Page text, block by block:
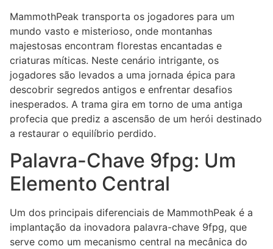
MammothPeak transporta os jogadores para um
mundo vasto e misterioso, onde montanhas
majestosas encontram florestas encantadas e
criaturas míticas. Neste cenário intrigante, os
jogadores são levados a uma jornada épica para
descobrir segredos antigos e enfrentar desafios
inesperados. A trama gira em torno de uma antiga
profecia que prediz a ascensão de um herói destinado
a restaurar o equilíbrio perdido.
Palavra-Chave 9fpg: Um
Elemento Central
Um dos principais diferenciais de MammothPeak é a
implantação da inovadora palavra-chave 9fpg, que
serve como um mecanismo central na mecânica do